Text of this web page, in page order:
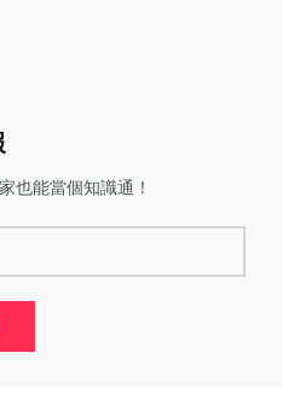
也能當個知識通！